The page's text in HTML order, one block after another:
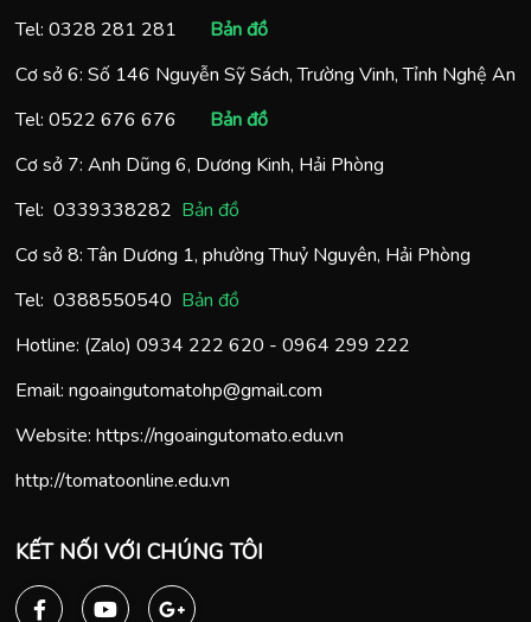
Tel: 0328 281 281
Bản đồ
Cơ sở 6: Số 146 Nguyễn Sỹ Sách, Trường Vinh, Tỉnh Nghệ An
Tel: 0522 676 676
Bản đồ
Cơ sở 7: Anh Dũng 6, Dương Kinh, Hải Phòng
Tel: 0339338282 Bản đồ
Cơ sở 8: Tân Dương 1, phường Thuỷ Nguyên, Hải Phòng
Tel: 0388550540 Bản đồ
Hotline: (Zalo) 0934 222 620 - 0964 299 222
Email: ngoaingutomatohp@gmail.com
Website: https://ngoaingutomato.edu.vn
http://tomatoonline.edu.vn
KẾT NỐI VỚI CHÚNG TÔI